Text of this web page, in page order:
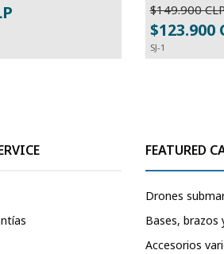
$149.900
$123.900
SJ-1
FEATURED
Drones
Bases, brazos
Accesorios